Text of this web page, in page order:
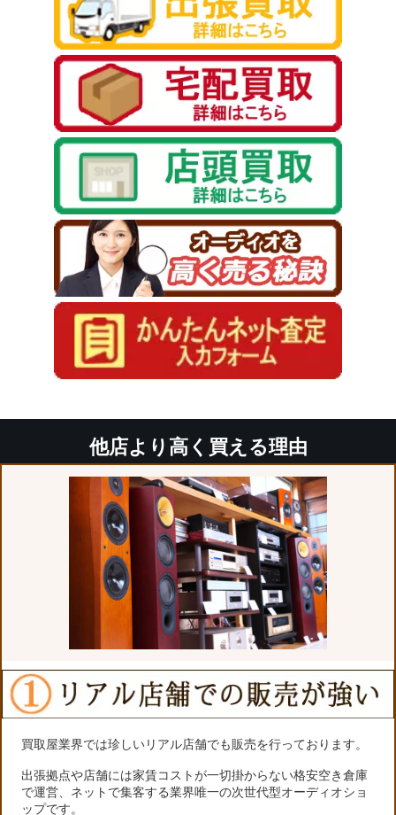
他店より高く買える理由
買取屋業界では珍しいリアル店舗でも販売を行っております。
出張拠点や店舗には家賃コストが一切掛からない格安空き倉庫
で運営、ネットで集客する業界唯一の次世代型オーディオショ
ップです。